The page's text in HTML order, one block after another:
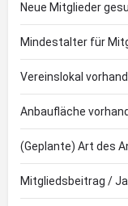
Neue Mitglieder
Mindestalter für
Vereinslokal
Anbaufläche
(Geplante) Art des
Mitgliedsbeitrag /